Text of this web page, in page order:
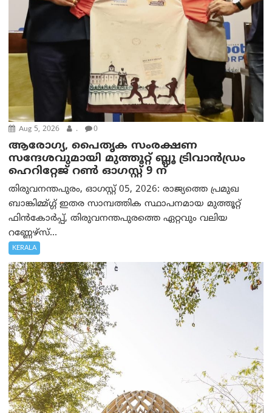
Aug 5, 2026 . 0
ആരോഗ്യ, പൈതൃക സംരക്ഷണ
സന്ദേശവുമായി മുത്തൂറ്റ് ബ്ലൂ ട്രിവാൻഡ്രം
ഹെറിറ്റേജ് റൺ ഓഗസ്റ്റ് 9 ന്
തിരുവനന്തപുരം, ഓഗസ്റ്റ് 05, 2026: രാജ്യത്തെ പ്രമുഖ
ബാങ്കിമ്മ്ഗ്ഗ് ഇതര സാമ്പത്തിക സ്ഥാപനമായ മുത്തൂറ്റ്
ഫിൻകോർപ്പ്, തിരുവനന്തപുരത്തെ ഏറ്റവും വലിയ
റണ്ണേഴ്‌സ്...
KERALA